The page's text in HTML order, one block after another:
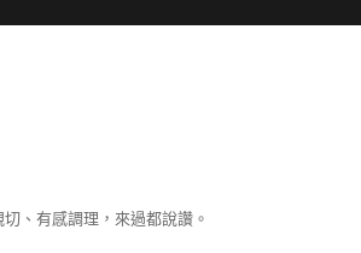
、有感調理，來過都說讚。